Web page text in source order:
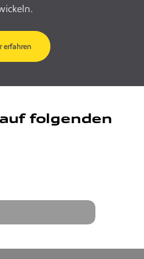
erfahren
folgenden
mehr als 100 Händler in
und der Schweiz unsere
Finde jetzt den passenden